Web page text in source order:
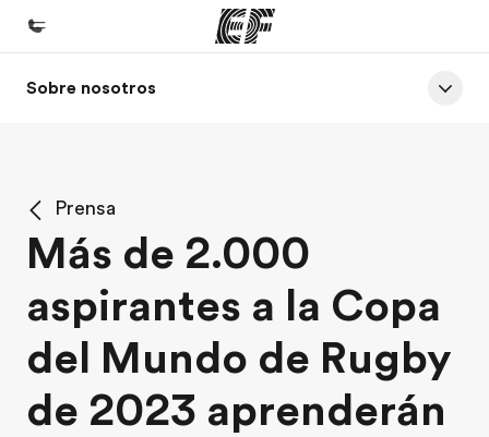
Inicio
Ver todo lo que hacemos
Oficinas
Encontrá una oficina
Sobre nosotros
Quiénes somos
Trabajos
Sobre nosotros
Prensa
Más de 2.000
aspirantes a la Copa
del Mundo de Rugby
de 2023 aprenderán